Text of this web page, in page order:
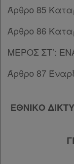
Άρθρο 85
Άρθρο 86
ΜΕΡΟΣ ΣΤ’:
Άρθρο 87
ΕΘΝΙΚΟ